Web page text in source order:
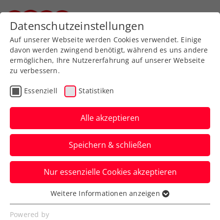
Zurück zur Newsübersicht
Turniere
Danube Upper Austria
Open powered by SKE:
Spannendes Schwärzler-
Heimspiel
Der ÖTV-Youngster schlägt beim ATP-
Challenger in Mauthausen an der Stätte
seines Bundesliga-Vereins auf.
Datenschutzeinstellungen
Auf unserer Webseite werden Cookies verwendet. Einige
davon werden zwingend benötigt, während es uns andere
ermöglichen, Ihre Nutzererfahrung auf unserer Webseite
zu verbessern.
Essenziell Statistiken
Alle akzeptieren
Speichern & schließen
Nur essenzielle Cookies akzeptieren
Essenziell
Essenzielle Cookies werden für grundlegende
Weitere Informationen anzeigen
Powered by